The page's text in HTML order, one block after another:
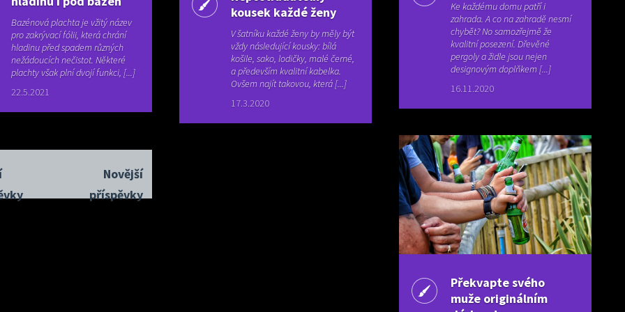
Bazénová plachta je vžitý název
pro zakrývací fólii, která chrání
hladinu před spadem různých
nežádoucích nečistot. Některé
plachty však plní dvojí funkci, [...]
22.5.2021
Ke každému domu patří i
zahrada. A co na zahradě nesmí
chybět? No samozřejmě že
kvalitní posezení. Dřevěné
pergoly a židle jsou nejen
designovým doplňkem [...]
16.11.2020
kousek každé ženy
V šatníku každé ženy by měly být
vždy následující kousky: bílá
košile, sako, lodičky, malé černé,
a především kvalitní kabelka.
Ovšem najít takovou, která [...]
17.3.2020
Překvapte svého
muže originálním
Novější
příspěvky